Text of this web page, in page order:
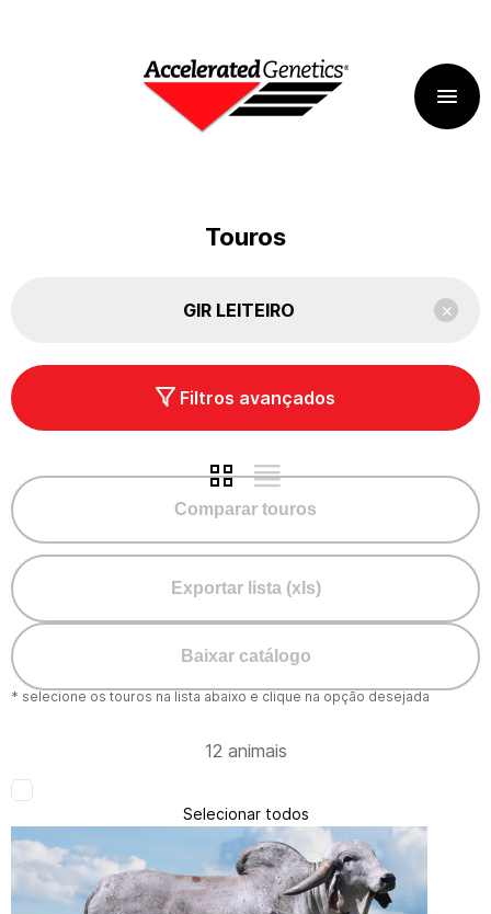
Touros
GIR LEITEIRO
Filtros avançados
Comparar touros
Exportar lista (xls)
Baixar catálogo
* selecione os touros na lista abaixo e clique na opção desejada
12 animais
Selecionar todos